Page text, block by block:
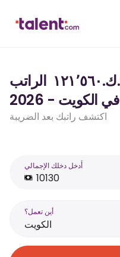
حاسبة ضريبة الدخل ل د.ك.‏١٢١٬٥٦٠ ‏ الراتب
في الكويت - 2026
اكتشف راتبك بعد الضريبة
أَدخل دخلك الإجمالي
أين تعمل؟
الكويت